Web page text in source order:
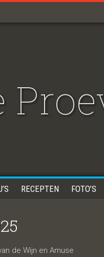
RECEPTEN FOTO’S
de Wijn en Amuse